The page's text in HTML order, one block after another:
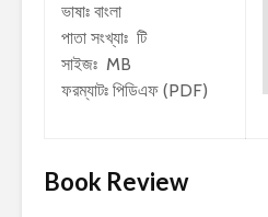
ভাষাঃ বাংলা
পাতা সংখ্যাঃ টি
সাইজঃ MB
ফরম্যাটঃ পিডিএফ (PDF)
Book Review